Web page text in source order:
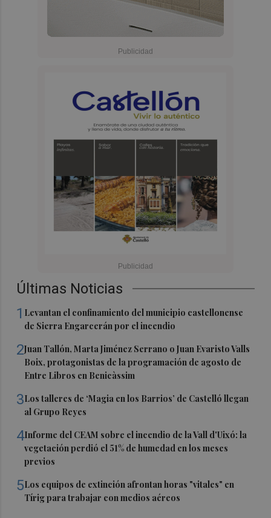
Últimas Noticias
1 Levantan el confinamiento del municipio castellonense
de Sierra Engarcerán por el incendio
2Juan Tallón, Marta Jiménez Serrano o Juan Evaristo Valls
Boix, protagonistas de la programación de agosto de
Entre Libros en Benicàssim
3Los talleres de ‘Magia en los Barrios’ de Castelló llegan
al Grupo Reyes
4Informe del CEAM sobre el incendio de la Vall d'Uixó: la
vegetación perdió el 51% de humedad en los meses
previos
5Los equipos de extinción afrontan horas "vitales" en
Tírig para trabajar con medios aéreos